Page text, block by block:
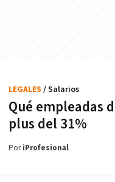
Qué empleadas
plus del 31%
LEGALES / Salarios
PoriProfesional